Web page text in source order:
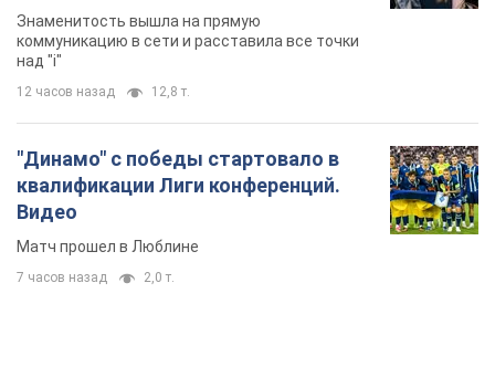
Знаменитость вышла на прямую
коммуникацию в сети и расставила все точки
над "i"
12 часов назад 12,8 т.
"Динамо" с победы стартовало в
квалификации Лиги конференций.
Видео
Матч прошел в Люблине
7 часов назад 2,0 т.